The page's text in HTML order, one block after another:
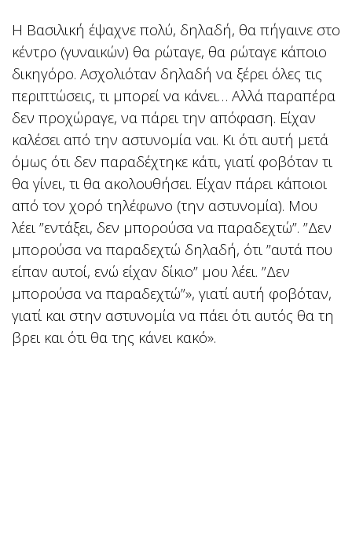
Η Βασιλική έψαχνε πολύ, δηλαδή, θα πήγαινε στο
κέντρο (γυναικών) θα ρώταγε, θα ρώταγε κάποιο
δικηγόρο. Ασχολιόταν δηλαδή να ξέρει όλες τις
περιπτώσεις, τι μπορεί να κάνει… Αλλά παραπέρα
δεν προχώραγε, να πάρει την απόφαση. Είχαν
καλέσει από την αστυνομία ναι. Κι ότι αυτή μετά
όμως ότι δεν παραδέχτηκε κάτι, γιατί φοβόταν τι
θα γίνει, τι θα ακολουθήσει. Είχαν πάρει κάποιοι
από τον χορό τηλέφωνο (την αστυνομία). Μου
λέει ”εντάξει, δεν μπορούσα να παραδεχτώ”. ”Δεν
μπορούσα να παραδεχτώ δηλαδή, ότι ”αυτά που
είπαν αυτοί, ενώ είχαν δίκιο” μου λέει. ”Δεν
μπορούσα να παραδεχτώ”», γιατί αυτή φοβόταν,
γιατί και στην αστυνομία να πάει ότι αυτός θα τη
βρει και ότι θα της κάνει κακό».